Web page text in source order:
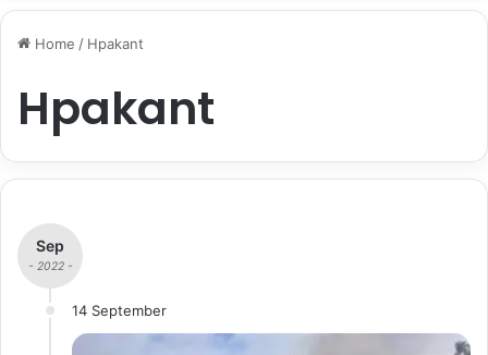
Home / Hpakant
Hpakant
Sep
- 2022 -
14 September